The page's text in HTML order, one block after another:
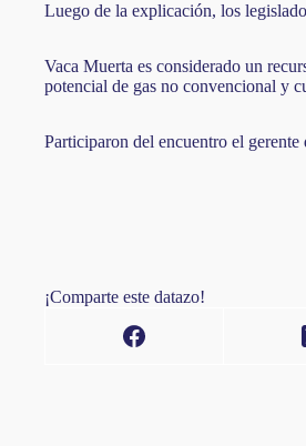
Luego de la explicación, los
Vaca Muerta es considerado un
potencial de gas no convencional y
Participaron del encuentro el
¡Comparte este datazo!